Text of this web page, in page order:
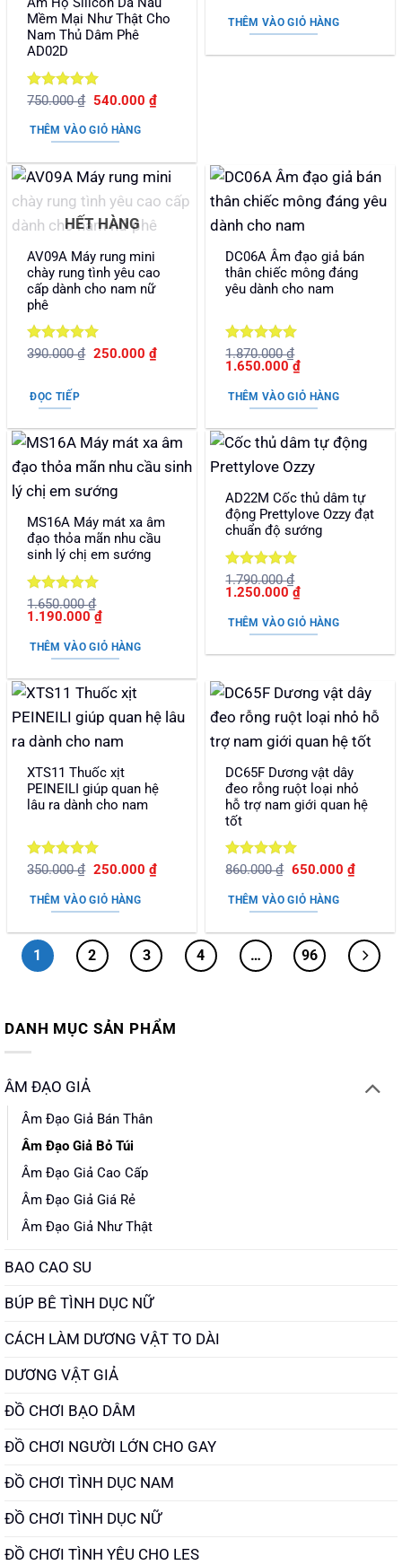
Âm Hộ Silicon Da Nâu
Mềm Mại Như Thật Cho
Nam Thủ Dâm Phê
AD02D
Được xếp
sao
750.000₫ Giá
là:
750.000 ₫.
540.000 ₫Giá
hiện
THÊM VÀO GIỎ HÀNG
sao
là:
430.000 ₫.
THÊM VÀO GIỎ HÀNG
HẾT HÀNG
AV09A Máy rung mini
chày rung tình yêu cao
cấp dành cho nam nữ
phê
Được xếp
390.000₫ Giá
250.000 ₫Giá
hiện
ĐỌC TIẾP
DC06A Âm đạo giả bán
thân chiếc mông đáng
yêu dành cho nam
Được xếp
hạng55
1.870.000₫
Giá
là:
1.870.000 ₫.
1.650.000₫Giá
tại
là:
THÊM VÀO GIỎ HÀNG
MS16A Máy mát xa âm
đạo thỏa mãn nhu cầu
sinh lý chị em sướng
Được xếp
hạng55
1.650.000₫
Giá
là:
1.650.000 ₫.
1.190.000₫Giá
tại
là:
THÊM VÀO GIỎ HÀNG
AD22M Cốc thủ dâm tự
động Prettylove Ozzy đạt
chuẩn độ sướng
Được xếp
hạng55
1.790.000₫
Giá
là:
1.790.000 ₫.
1.250.000₫Giá
tại
là:
THÊM VÀO GIỎ HÀNG
XTS11 Thuốc xịt
PEINEILI giúp quan hệ
lâu ra dành cho nam
Được xếp
sao
350.000₫ Giá
là:
350.000 ₫.
250.000 ₫Giá
THÊM VÀO GIỎ HÀNG
DC65F Dương vật dây
đeo rỗng ruột loại nhỏ
hỗ trợ nam giới quan hệ
tốt
Được xếp
sao
860.000₫ Giá
là:
860.000 ₫.
650.000 ₫Giá
THÊM VÀO GIỎ HÀNG
1 2 3 4 … 96
DANH MỤC SẢN PHẨM
ÂM ĐẠO GIẢ
Âm Đạo Giả Bán Thân
Âm Đạo Giả Bỏ Túi
Âm Đạo Giả Cao Cấp
Âm Đạo Giả Giá Rẻ
Âm Đạo Giả Như Thật
BAO CAO SU
BÚP BÊ TÌNH DỤC NỮ
CÁCH LÀM DƯƠNG VẬT TO DÀI
DƯƠNG VẬT GIẢ
ĐỒ CHƠI BẠO DÂM
ĐỒ CHƠI NGƯỜI LỚN CHO GAY
ĐỒ CHƠI TÌNH DỤC NAM
ĐỒ CHƠI TÌNH DỤC NỮ
ĐỒ CHƠI TÌNH YÊU CHO LES